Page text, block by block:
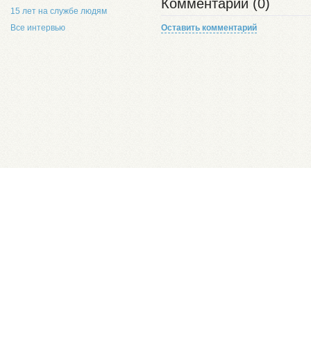
15 лет на службе людям
Все интервью
Комментарии (0)
Оставить комментарий